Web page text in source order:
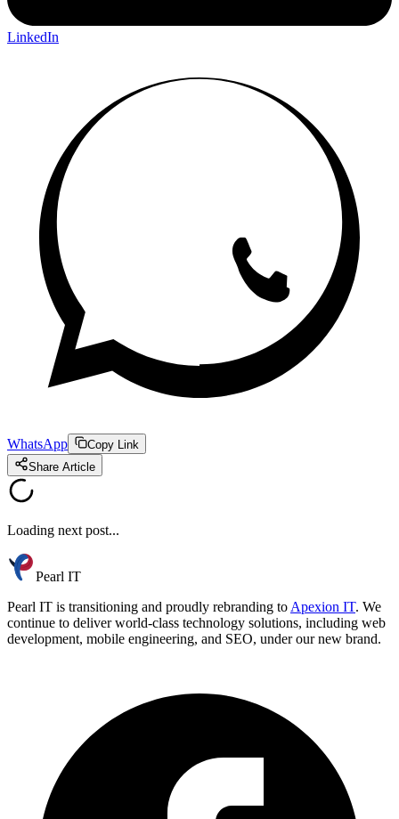
LinkedIn
WhatsApp
Copy Link
Share Article
Loading next post...
Pearl IT
Pearl IT is transitioning and proudly rebranding to Apexion IT. We
continue to deliver world-class technology solutions, including web
development, mobile engineering, and SEO, under our new brand.